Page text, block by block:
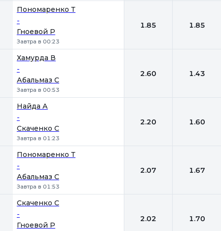
Пономаренко Т
-
Гноевой Р
Завтра в 00:23
1.85 1.85
Хамурда В
-
Абальмаз С
Завтра в 00:53
2.60 1.43
Найда А
-
Скаченко С
Завтра в 01:23
2.20 1.60
Пономаренко Т
-
Абальмаз С
Завтра в 01:53
2.07 1.67
Скаченко С
-
Гноевой Р
2.02 1.70